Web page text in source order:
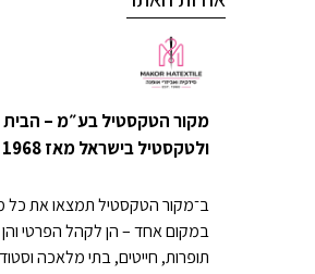
מקור הטקסטיל בע״מ –
ולטקסטיל בישראל מאז 1968
ב־מקור הטקסטיל תמצאו את כל
במקום אחד – הן לקהל הפרטי
תופרות, חייטים, בתי מלאכה